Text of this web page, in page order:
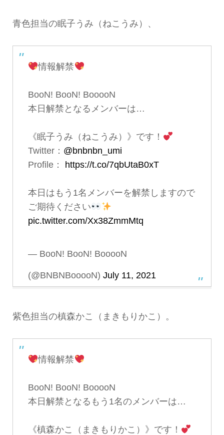
青色担当の眠子うみ（ねこうみ）、
情報解禁
BooN! BooN! BooooN
本日解禁となるメンバーは…
《眠子うみ（ねこうみ）》です！
Twitter： @bnbnbn_umi
Profile：
https://t.co/7qbUtaB0xT
本日はもう1名メンバーを解禁しますので
ご期待ください
pic.twitter.com/Xx38ZmmMtq
— BooN! BooN! BooooN
(@BNBNBooooN) July 11, 2021
紫色担当の槙森かこ（まきもりかこ）。
情報解禁
BooN! BooN! BooooN
本日解禁となるもう1名のメンバーは…
《槙森かこ（まきもりかこ）》です！